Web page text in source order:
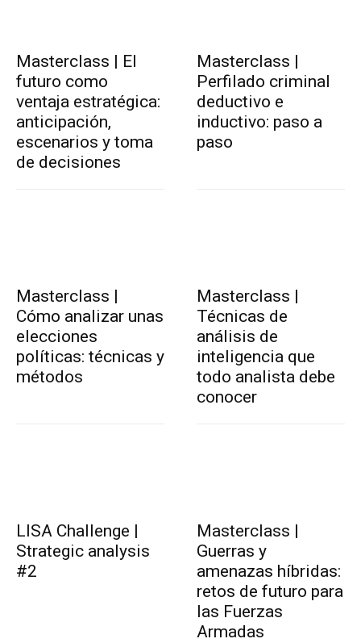
Masterclass | El
futuro como
ventaja estratégica:
anticipación,
escenarios y toma
de decisiones
Masterclass |
Perfilado criminal
deductivo e
inductivo: paso a
paso
Masterclass |
Cómo analizar unas
elecciones
políticas: técnicas y
métodos
Masterclass |
Técnicas de
análisis de
inteligencia que
todo analista debe
conocer
LISA Challenge |
Strategic analysis
#2
Masterclass |
Guerras y
amenazas híbridas:
retos de futuro para
las Fuerzas
Armadas